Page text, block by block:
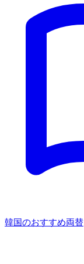
韓国のおすすめ両替